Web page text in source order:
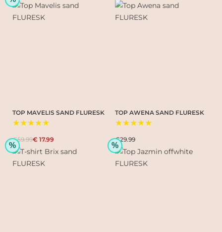
TOP MAVELIS SAND FLURESK
★★★★★
€59.99€ 17.99
TOP AWENA SAND FLURESK
★★★★★
€29.99
% %